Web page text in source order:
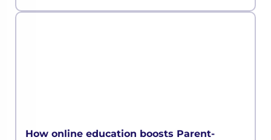
How online education boosts Parent-